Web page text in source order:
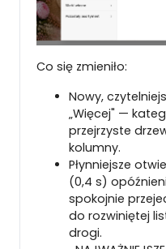
Co się zmieniło:
Nowy,
„Więcej" —
przejrzyste
kolumny.
Płynniejsze
(0,4 s)
spokojnie
do rozwiniętej
drogi.